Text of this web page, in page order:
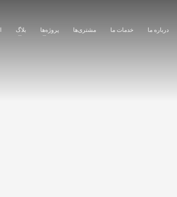
درباره ما خدمات ما مشتری‌ها پروژه‌ها بلاگ